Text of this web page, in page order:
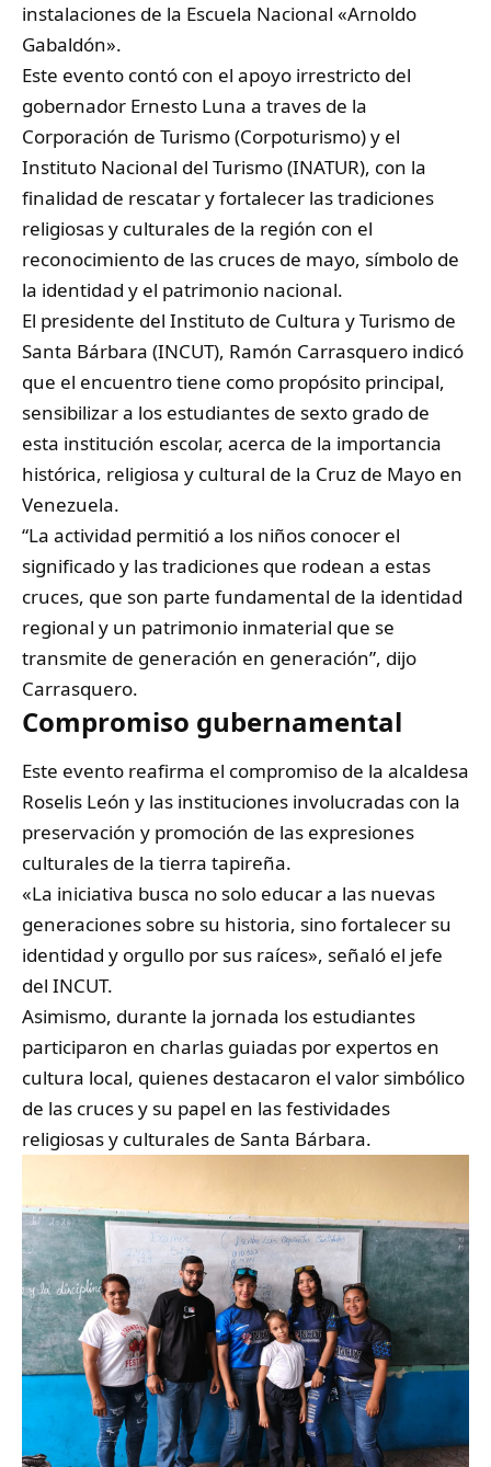
instalaciones de la Escuela Nacional «Arnoldo
Gabaldón».
Este evento contó con el apoyo irrestricto del
gobernador Ernesto Luna a traves de la
Corporación de Turismo (Corpoturismo) y el
Instituto Nacional del Turismo (INATUR), con la
finalidad de rescatar y fortalecer las tradiciones
religiosas y culturales de la región con el
reconocimiento de las cruces de mayo, símbolo de
la identidad y el patrimonio nacional.
El presidente del Instituto de Cultura y Turismo de
Santa Bárbara (INCUT), Ramón Carrasquero indicó
que el encuentro tiene como propósito principal,
sensibilizar a los estudiantes de sexto grado de
esta institución escolar, acerca de la importancia
histórica, religiosa y cultural de la Cruz de Mayo en
Venezuela.
“La actividad permitió a los niños conocer el
significado y las tradiciones que rodean a estas
cruces, que son parte fundamental de la identidad
regional y un patrimonio inmaterial que se
transmite de generación en generación”, dijo
Carrasquero.
Compromiso gubernamental
Este evento reafirma el compromiso de la alcaldesa
Roselis León y las instituciones involucradas con la
preservación y promoción de las expresiones
culturales de la tierra tapireña.
«La iniciativa busca no solo educar a las nuevas
generaciones sobre su historia, sino fortalecer su
identidad y orgullo por sus raíces», señaló el jefe
del INCUT.
Asimismo, durante la jornada los estudiantes
participaron en charlas guiadas por expertos en
cultura local, quienes destacaron el valor simbólico
de las cruces y su papel en las festividades
religiosas y culturales de Santa Bárbara.